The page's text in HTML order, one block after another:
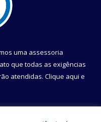
uma assessoria
que todas as exigências
atendidas. Clique aqui e